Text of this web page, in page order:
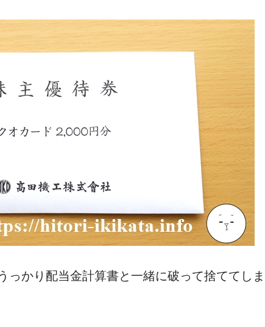
っかり配当金計算書と一緒に破って捨ててしま